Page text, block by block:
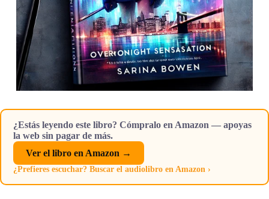
¿Estás leyendo este libro? Cómpralo en Amazon — apoyas
la web sin pagar de más.
Ver el libro en Amazon →
¿Prefieres escuchar? Buscar el audiolibro en Amazon ›